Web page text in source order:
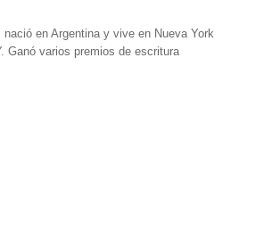
en Argentina y vive en Nueva York
Ganó varios premios de escritura